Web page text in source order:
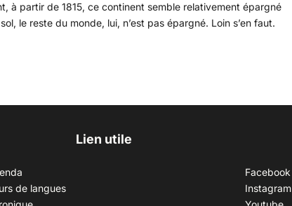
à partir de 1815, ce continent semble relativement épargné
le reste du monde, lui, n’est pas épargné. Loin s’en faut.
Lien utile
de langues
Facebook
Instagram